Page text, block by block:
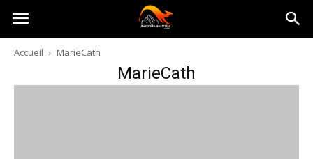
Australia-
australie.com
Accueil MarieCath
MarieCath